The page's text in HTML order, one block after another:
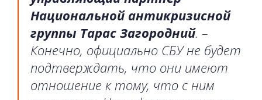
Национальной антикризисной
группы Тарас Загородний. –
Конечно, официально СБУ не будет
подтверждать, что они имеют
отношение к тому, что с ним